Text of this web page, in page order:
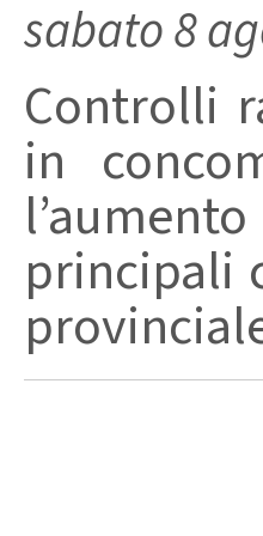
sabato 8
Controlli
in
principali